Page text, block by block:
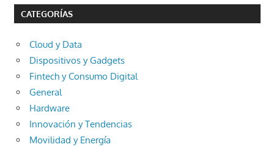
CATEGORÍAS
Cloud y Data
Dispositivos y Gadgets
Fintech y Consumo Digital
General
Hardware
Innovación y Tendencias
Movilidad y Energía